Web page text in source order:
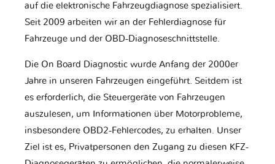
auf die elektronische Fahrzeugdiagnose spezialisiert.
Seit 2009 arbeiten wir an der Fehlerdiagnose für
Fahrzeuge und der OBD-Diagnoseschnittstelle.
Die On Board Diagnostic wurde Anfang der 2000er
Jahre in unseren Fahrzeugen eingeführt. Seitdem ist
es erforderlich, die Steuergeräte von Fahrzeugen
auszulesen, um Informationen über Motorprobleme,
insbesondere OBD2-Fehlercodes, zu erhalten. Unser
Ziel ist es, Privatpersonen den Zugang zu diesen KFZ-